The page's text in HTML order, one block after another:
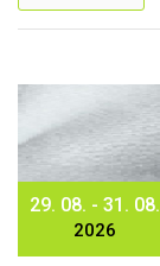
29. 08. - 31. 08.
2026